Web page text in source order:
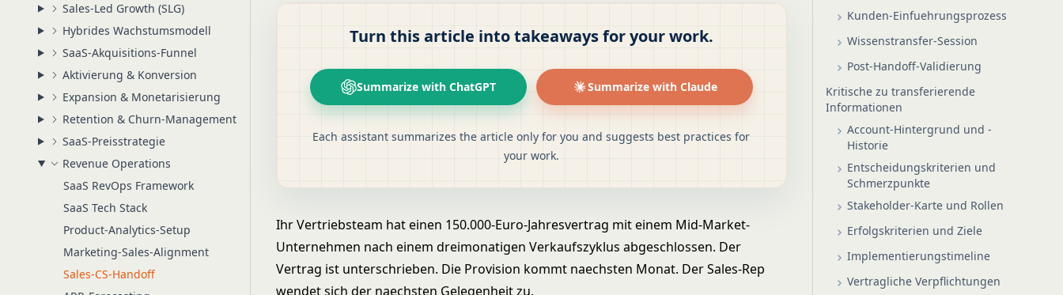
Sales-Led Growth (SLG)
Hybrides Wachstumsmodell
SaaS-Akquisitions-Funnel
Aktivierung & Konversion
Expansion & Monetarisierung
Retention & Churn-Management
SaaS-Preisstrategie
Revenue Operations
SaaS RevOps Framework
SaaS Tech Stack
Product-Analytics-Setup
Marketing-Sales-Alignment
Sales-CS-Handoff
Turn this article into takeaways for your work.
Summarize with ChatGPT Summarize with Claude
Each assistant summarizes the article only for you and suggests best practices for
your work.
Ihr Vertriebsteam hat einen 150.000-Euro-Jahresvertrag mit einem Mid-Market-
Unternehmen nach einem dreimonatigen Verkaufszyklus abgeschlossen. Der
Vertrag ist unterschrieben. Die Provision kommt naechsten Monat. Der Sales-Rep
wendet sich der naechsten Gelegenheit zu.
Kunden-Einfuehrungsprozess
Wissenstransfer-Session
Post-Handoff-Validierung
Kritische zu transferierende
Informationen
Account-Hintergrund und -
Historie
Entscheidungskriterien und
Schmerzpunkte
Stakeholder-Karte und Rollen
Erfolgskriterien und Ziele
Implementierungstimeline
Vertragliche Verpflichtungen